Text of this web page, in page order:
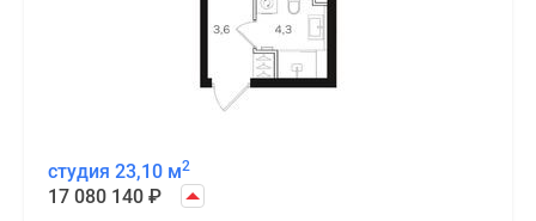
студия 23,10 м2
17 080 140 ₽